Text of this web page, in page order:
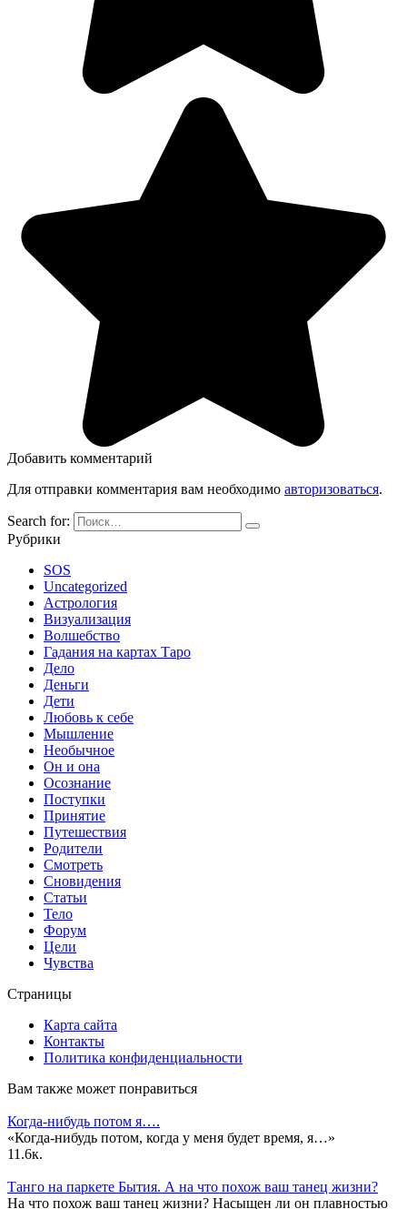
Добавить комментарий
Для отправки комментария вам необходимо авторизоваться.
Search for:
Рубрики
SOS
Uncategorized
Астрология
Визуализация
Волшебство
Гадания на картах Таро
Дело
Деньги
Дети
Любовь к себе
Мышление
Необычное
Он и она
Осознание
Поступки
Принятие
Путешествия
Родители
Смотреть
Сновидения
Статьи
Тело
Форум
Цели
Чувства
Страницы
Карта сайта
Контакты
Политика конфиденциальности
Вам также может понравиться
Когда-нибудь потом я….
«Когда-нибудь потом, когда у меня будет время, я…»
11.6к.
Танго на паркете Бытия. А на что похож ваш танец жизни?
На что похож ваш танец жизни? Насыщен ли он плавностью